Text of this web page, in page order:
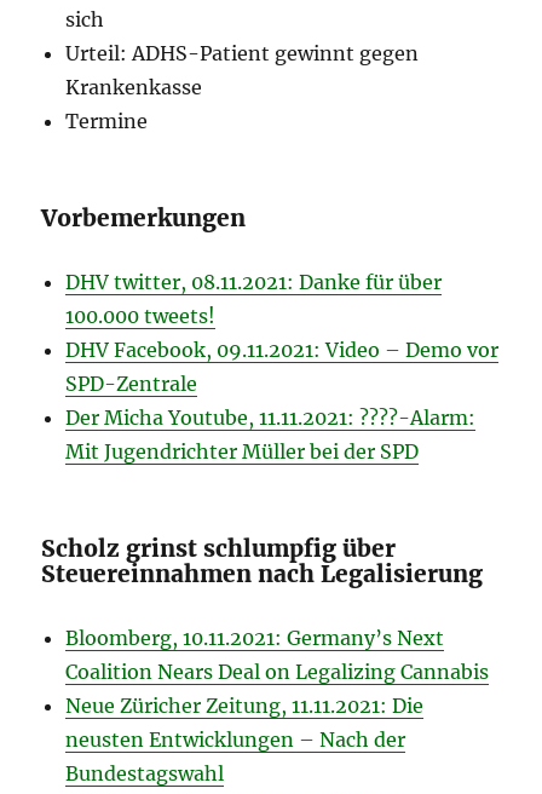
sich
Urteil: ADHS-Patient gewinnt gegen
Krankenkasse
Termine
Vorbemerkungen
DHV twitter, 08.11.2021: Danke für über
100.000 tweets!
DHV Facebook, 09.11.2021: Video – Demo vor
SPD-Zentrale
Der Micha Youtube, 11.11.2021: ????-Alarm:
Mit Jugendrichter Müller bei der SPD
Scholz grinst schlumpfig über
Steuereinnahmen nach Legalisierung
Bloomberg, 10.11.2021: Germany’s Next
Coalition Nears Deal on Legalizing Cannabis
Neue Züricher Zeitung, 11.11.2021: Die
neusten Entwicklungen – Nach der
Bundestagswahl